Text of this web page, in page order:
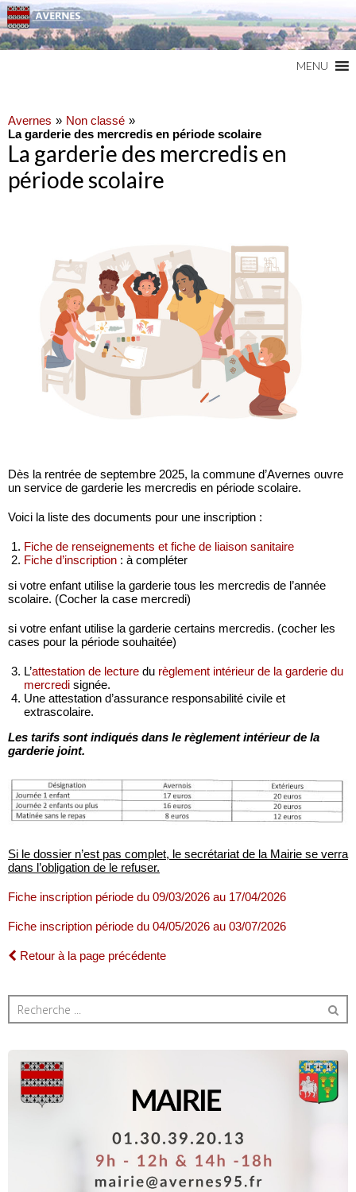
MENU
Avernes
Non classé
La garderie des mercredis en période scolaire
La garderie des mercredis en
période scolaire
Dès la rentrée de septembre 2025, la commune d’Avernes ouvre
un service de garderie les mercredis en période scolaire.
Voici la liste des documents pour une inscription :
Fiche de renseignements et fiche de liaison sanitaire
Fiche d’inscription : à compléter
si votre enfant utilise la garderie tous les mercredis de l’année
scolaire. (Cocher la case mercredi)
si votre enfant utilise la garderie certains mercredis. (cocher les
cases pour la période souhaitée)
L’attestation de lecture du règlement intérieur de la garderie du
mercredi signée.
Une attestation d’assurance responsabilité civile et
extrascolaire.
Les tarifs sont indiqués dans le règlement intérieur de la
garderie joint.
Si le dossier n’est pas complet, le secrétariat de la Mairie se verra
dans l’obligation de le refuser.
Fiche inscription période du 09/03/2026 au 17/04/2026
Fiche inscription période du 04/05/2026 au 03/07/2026
Retour à la page précédente